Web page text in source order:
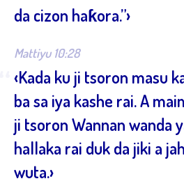
da cizon haƙora.”›
Mattiyu 10:28
‹Kada ku ji tsoron masu
ba sa iya kashe rai. A
ji tsoron Wannan wanda
hallaka rai duk da jiki a
wuta.›